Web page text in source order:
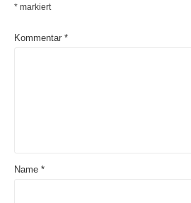
* markiert
Kommentar *
Name *